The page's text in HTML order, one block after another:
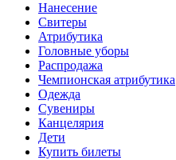
Нанесение
Свитеры
Атрибутика
Головные уборы
Распродажа
Чемпионская атрибутика
Одежда
Сувениры
Канцелярия
Дети
Купить билеты